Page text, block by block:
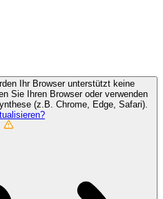
Ihr Browser unterstützt keine
Sie Ihren Browser oder verwenden
(z.B. Chrome, Edge, Safari).